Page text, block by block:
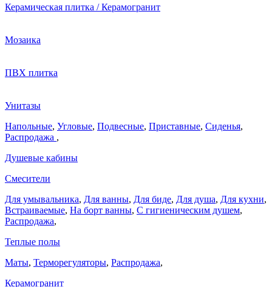
Керамическая плитка / Керамогранит
Мозаика
ПВХ плитка
Унитазы
Напольные, Угловые, Подвесные, Приставные, Сиденья,
Распродажа ,
Душевые кабины
Смесители
Для умывальника, Для ванны, Для биде, Для душа, Для кухни,
Встраиваемые, На борт ванны, C гигиеническим душем,
Распродажа,
Теплые полы
Маты, Терморегуляторы, Распродажа,
Керамогранит